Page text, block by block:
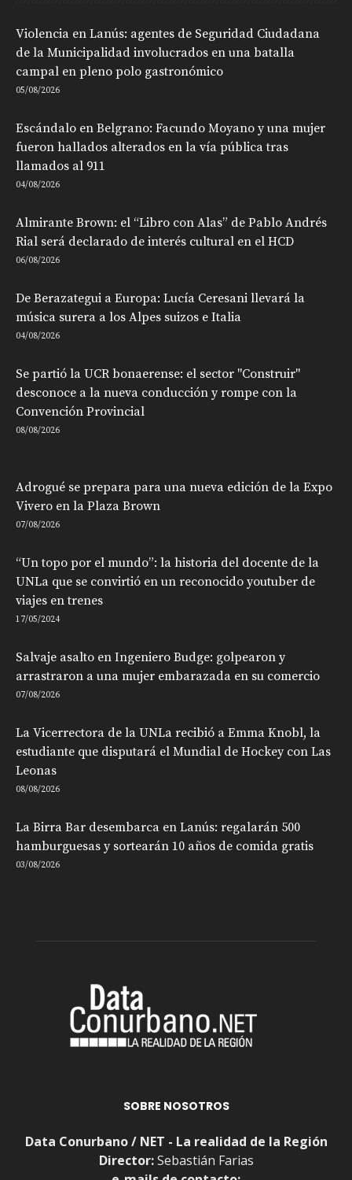
Violencia en Lanús: agentes de Seguridad Ciudadana
de la Municipalidad involucrados en una batalla
campal en pleno polo gastronómico
05/08/2026
Escándalo en Belgrano: Facundo Moyano y una mujer
fueron hallados alterados en la vía pública tras
llamados al 911
04/08/2026
Almirante Brown: el “Libro con Alas” de Pablo Andrés
Rial será declarado de interés cultural en el HCD
06/08/2026
De Berazategui a Europa: Lucía Ceresani llevará la
música surera a los Alpes suizos e Italia
04/08/2026
Se partió la UCR bonaerense: el sector "Construir"
desconoce a la nueva conducción y rompe con la
Convención Provincial
08/08/2026
Adrogué se prepara para una nueva edición de la Expo
Vivero en la Plaza Brown
07/08/2026
“Un topo por el mundo”: la historia del docente de la
UNLa que se convirtió en un reconocido youtuber de
viajes en trenes
17/05/2024
Salvaje asalto en Ingeniero Budge: golpearon y
arrastraron a una mujer embarazada en su comercio
07/08/2026
La Vicerrectora de la UNLa recibió a Emma Knobl, la
estudiante que disputará el Mundial de Hockey con Las
Leonas
08/08/2026
La Birra Bar desembarca en Lanús: regalarán 500
hamburguesas y sortearán 10 años de comida gratis
03/08/2026
SOBRE NOSOTROS
Data Conurbano / NET - La realidad de la Región
Director:Sebastián Farias